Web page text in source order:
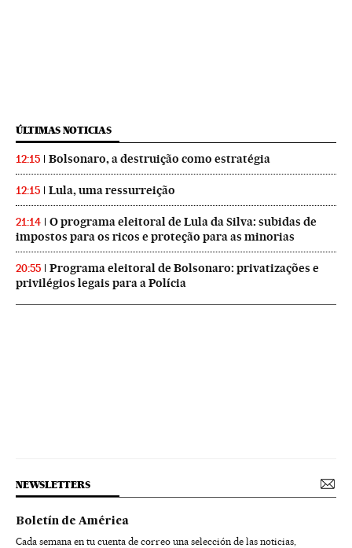
ÚLTIMAS NOTICIAS
12:15 Bolsonaro, a destruição como estratégia
12:15 Lula, uma ressurreição
21:14
O programa eleitoral de Lula da Silva: subidas de
impostos para os ricos e proteção para as minorias
20:55
Programa eleitoral de Bolsonaro: privatizações e
privilégios legais para a Polícia
NEWSLETTERS
Boletín de América
Cada semana en tu cuenta de correo una selección de las noticias,